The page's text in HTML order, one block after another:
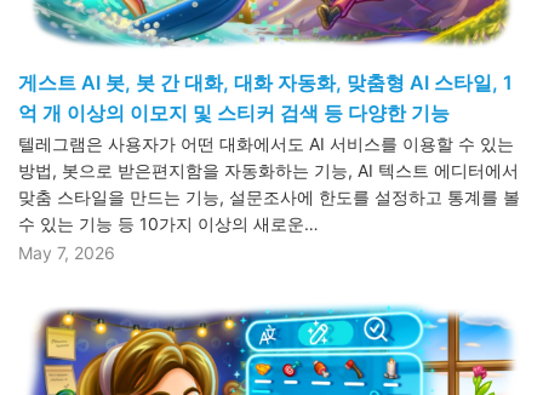
게스트 AI 봇, 봇 간 대화, 대화 자동화, 맞춤형 AI 스타일, 1
억 개 이상의 이모지 및 스티커 검색 등 다양한 기능
텔레그램은 사용자가 어떤 대화에서도 AI 서비스를 이용할 수 있는
방법, 봇으로 받은편지함을 자동화하는 기능, AI 텍스트 에디터에서
맞춤 스타일을 만드는 기능, 설문조사에 한도를 설정하고 통계를 볼
수 있는 기능 등 10가지 이상의 새로운…
May 7, 2026